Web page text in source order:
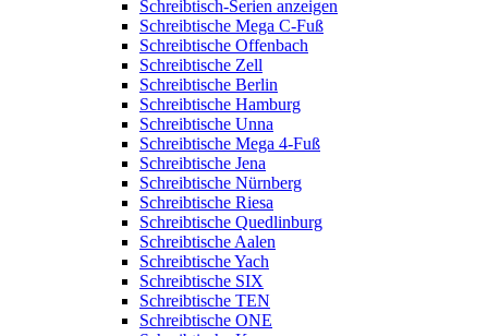
Schreibtisch-Serien anzeigen
Schreibtische Mega C-Fuß
Schreibtische Offenbach
Schreibtische Zell
Schreibtische Berlin
Schreibtische Hamburg
Schreibtische Unna
Schreibtische Mega 4-Fuß
Schreibtische Jena
Schreibtische Nürnberg
Schreibtische Riesa
Schreibtische Quedlinburg
Schreibtische Aalen
Schreibtische Yach
Schreibtische SIX
Schreibtische TEN
Schreibtische ONE